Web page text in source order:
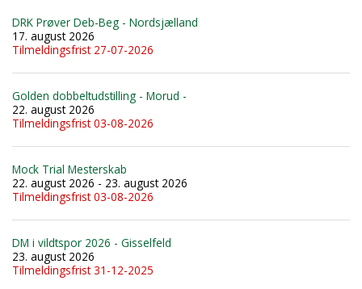
DRK Prøver Deb-Beg - Nordsjælland
17. august 2026
Tilmeldingsfrist 27-07-2026
Golden dobbeltudstilling - Morud -
22. august 2026
Tilmeldingsfrist 03-08-2026
Mock Trial Mesterskab
22. august 2026 - 23. august 2026
Tilmeldingsfrist 03-08-2026
DM i vildtspor 2026 - Gisselfeld
23. august 2026
Tilmeldingsfrist 31-12-2025